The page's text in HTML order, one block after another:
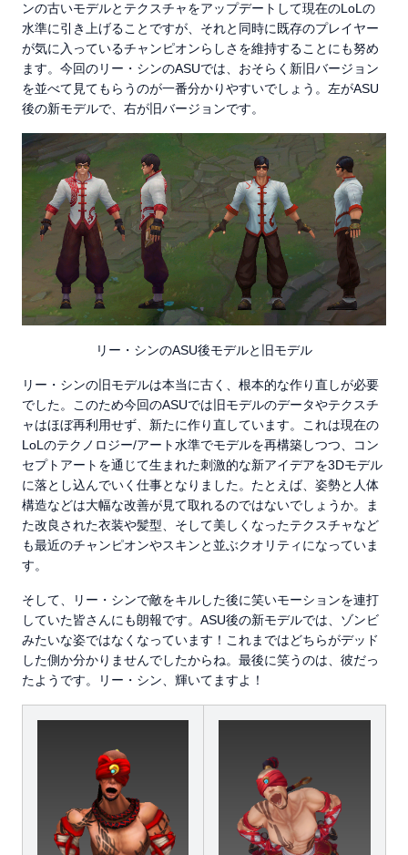
ンの古いモデルとテクスチャをアップデートして現在のLoLの
水準に引き上げることですが、それと同時に既存のプレイヤー
が気に入っているチャンピオンらしさを維持することにも努め
ます。今回のリー・シンのASUでは、おそらく新旧バージョン
を並べて見てもらうのが一番分かりやすいでしょう。左がASU
後の新モデルで、右が旧バージョンです。
リー・シンのASU後モデルと旧モデル
リー・シンの旧モデルは本当に古く、根本的な作り直しが必要
でした。このため今回のASUでは旧モデルのデータやテクスチ
ャはほぼ再利用せず、新たに作り直しています。これは現在の
LoLのテクノロジー/アート水準でモデルを再構築しつつ、コン
セプトアートを通じて生まれた刺激的な新アイデアを3Dモデル
に落とし込んでいく仕事となりました。たとえば、姿勢と人体
構造などは大幅な改善が見て取れるのではないでしょうか。ま
た改良された衣装や髪型、そして美しくなったテクスチャなど
も最近のチャンピオンやスキンと並ぶクオリティになっていま
す。
そして、リー・シンで敵をキルした後に笑いモーションを連打
していた皆さんにも朗報です。ASU後の新モデルでは、ゾンビ
みたいな姿ではなくなっています！これまではどちらがデッド
した側か分かりませんでしたからね。最後に笑うのは、彼だっ
たようです。リー・シン、輝いてますよ！